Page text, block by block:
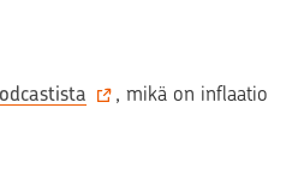
, mikä on inflaatio